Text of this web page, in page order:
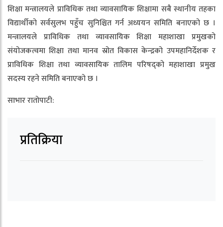
शिक्षा मन्त्रालयले प्राविधिक तथा व्यावसायिक शिक्षामा सबै स्थानीय तहका
विद्यार्थीको सर्वसुलभ पहुँच सुनिश्चित गर्न अध्ययन समिति बनाएको छ ।
मन्त्रालयले प्राविधिक तथा व्यावसायिक शिक्षा महाशाखा प्रमुखको
संयोजकत्वमा शिक्षा तथा मानव स्रोत विकास केन्द्रको उपमहानिर्देशक र
प्राविधिक शिक्षा तथा व्यावसायिक तालिम परिषद्को महाशाखा प्रमुख
सदस्य रहने समिति बनाएको छ ।
साभार रातोपाटी:
प्रतिक्रिया